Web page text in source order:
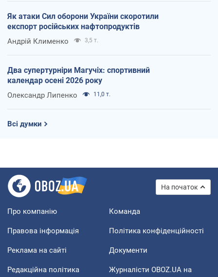
Як атаки Сил оборони України скоротили
експорт російських нафтопродуктів
Андрій Клименко 3,5 т.
Два супертурніри Магучіх: спортивний
календар осені 2026 року
Олександр Липенко 11,0 т.
Всі думки
На початок
Про компанію Команда
Правова інформація Політика конфіденційності
Реклама на сайті Документи
Редакційна політика
Журналісти OBOZ.UA на